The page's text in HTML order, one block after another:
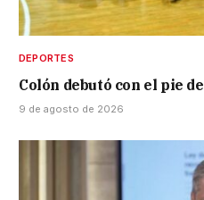
DEPORTES
Colón debutó con el pie
9 de agosto de 2026